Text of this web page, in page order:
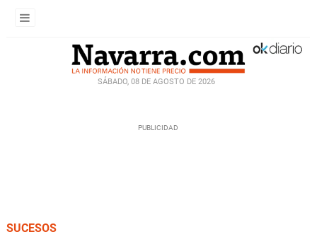
SÁBADO, 08 DE AGOSTO DE 2026
SUCESOS